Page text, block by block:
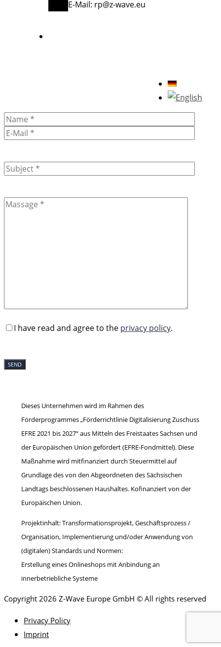
E-Mail: rp@z-wave.eu
I have read and agree to the privacy policy.
Dieses Unternehmen wird im Rahmen des
Förderprogrammes „Förderrichtlinie Digitalisierung Zuschuss
EFRE 2021 bis 2027“ aus Mitteln des Freistaates Sachsen und
der Europäischen Union gefördert (EFRE-Fondmittel). Diese
Maßnahme wird mitfinanziert durch Steuermittel auf
Grundlage des von den Abgeordneten des Sächsischen
Landtags beschlossenen Haushaltes. Kofinanziert von der
Europäischen Union.
Projektinhalt: Transformationsprojekt, Geschäftsprozess /
Organisation, Implementierung und/oder Anwendung von
(digitalen) Standards und Normen:
Erstellung eines Onlineshops mit Anbindung an
innerbetriebliche Systeme
Copyright 2026 Z-Wave Europe GmbH © All rights reserved
Privacy Policy
Imprint